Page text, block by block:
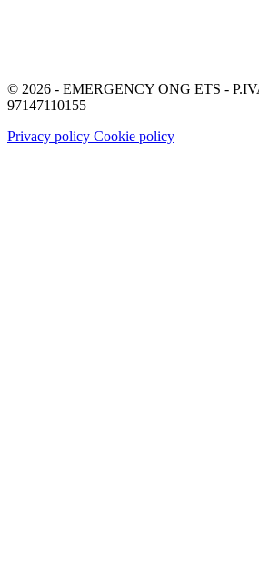
© 2026 - EMERGENCY ONG ETS -
97147110155
Privacy policy Cookie policy